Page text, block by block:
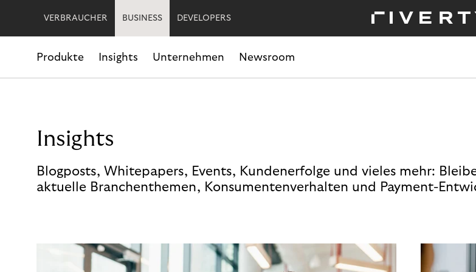
VERBRAUCHER BUSINESS DEVELOPERS
Produkte Insights Unternehmen Newsroom
Insights
Blogposts, Whitepapers, Events, Kundenerfolge und vieles mehr:
aktuelle Branchenthemen, Konsumentenverhalten und Payment-